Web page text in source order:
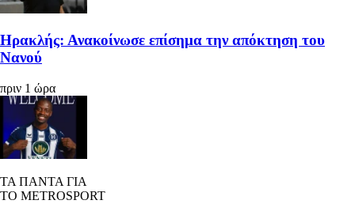
Ηρακλής: Ανακοίνωσε επίσημα την απόκτηση του
Νανού
πριν 1 ώρα
ΤΑ ΠΑΝΤΑ ΓΙΑ
ΤΟ METROSPORT